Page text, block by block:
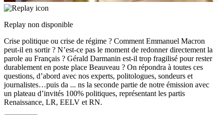
Replay non disponible
Crise politique ou crise de régime ? Comment Emmanuel Macron
peut-il en sortir ? N’est-ce pas le moment de redonner directement la
parole au Français ? Gérald Darmanin est-il trop fragilisé pour rester
durablement en poste place Beauveau ? On répondra à toutes ces
questions, d’abord avec nos experts, politologues, sondeurs et
journalistes…puis da ... ns la seconde partie de notre émission avec
un plateau d’invités 100% politiques, représentant les partis
Renaissance, LR, EELV et RN.